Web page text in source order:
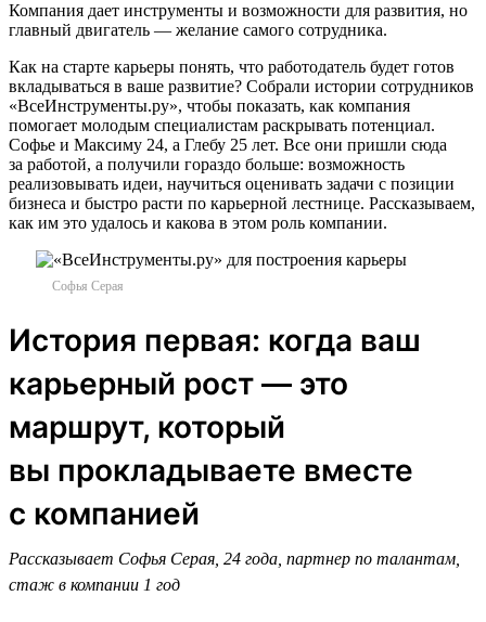
Компания дает инструменты и возможности для развития, но
главный двигатель — желание самого сотрудника.
Как на старте карьеры понять, что работодатель будет готов
вкладываться в ваше развитие? Собрали истории сотрудников
«ВсеИнструменты.ру», чтобы показать, как компания
помогает молодым специалистам раскрывать потенциал.
Софье и Максиму 24, а Глебу 25 лет. Все они пришли сюда
за работой, а получили гораздо больше: возможность
реализовывать идеи, научиться оценивать задачи с позиции
бизнеса и быстро расти по карьерной лестнице. Рассказываем,
как им это удалось и какова в этом роль компании.
Софья Серая
История первая: когда ваш
карьерный рост — это
маршрут, который
вы прокладываете вместе
с компанией
Рассказывает Софья Серая, 24 года, партнер по талантам,
стаж в компании 1 год